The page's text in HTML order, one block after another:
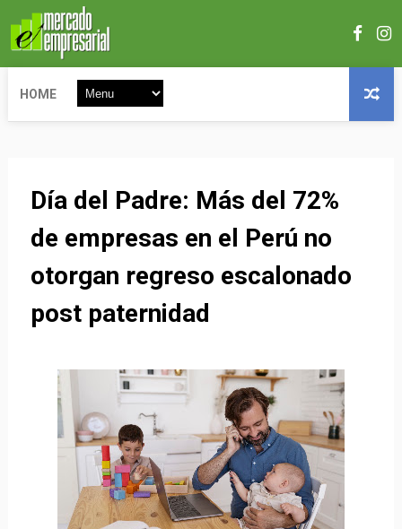
HOME
Día del Padre: Más del 72%
de empresas en el Perú no
otorgan regreso escalonado
post paternidad